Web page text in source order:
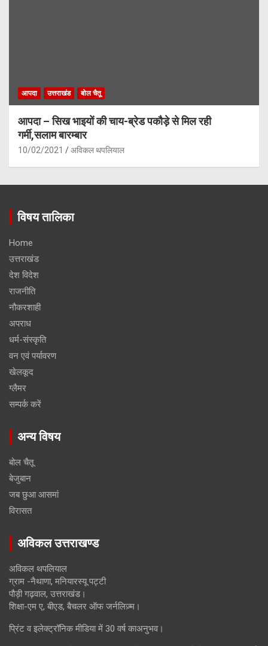
आपदा उत्तराखंड बोल चैतू
आपदा – सिख भाइयों की चाय-ब्रेड पकौड़े से मिल रही
गर्मी,सलाम बारम्बार
10/02/2021 अविकल थपलियाल
विषय तालिका
Home
उत्तराखंड
देश विदेश
राजनीति
नौकरशाही
अपराध
धर्म-संस्कृति
वन एवं पर्यावरण
खेलकूद
ग्लैमर
सम्पर्क करें
अन्य विषय
बोल चैतू
बेजुबान
जब छुआ आसमां
विरासत
अविकल उत्तराखण्ड
अविकल थपलियाल
ग्राम -नैथाणा, मनियारस्यू पट्टी
पौड़ी गढ़वाल, उत्तराखंड।
शिक्षा-एम ए, बीएड, बैचलर ऑफ जर्नलिज़्म।
प्रिंट व इलेक्ट्रॉनिक मीडिया में 30 वर्ष काअनुभव।